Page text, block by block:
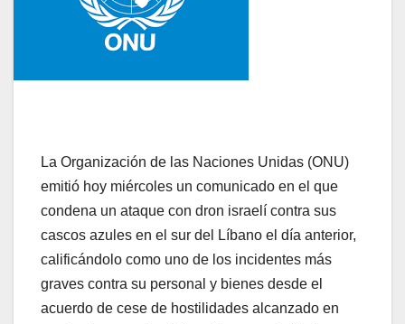
La Organización de las Naciones Unidas (ONU)
emitió hoy miércoles un comunicado en el que
condena un ataque con dron israelí contra sus
cascos azules en el sur del Líbano el día anterior,
calificándolo como uno de los incidentes más
graves contra su personal y bienes desde el
acuerdo de cese de hostilidades alcanzado en